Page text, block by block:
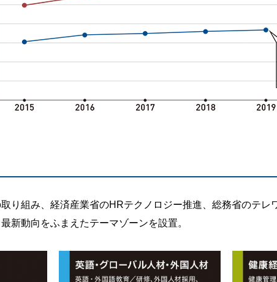
り組み、経済産業省のHRテクノロジー推進、総務省のテレ
新動向をふまえたテーマゾーンを設置。